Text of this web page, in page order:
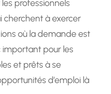
professionnels
cherchent à exercer
où la demande est
important pour les
et prêts à se
d’emploi là